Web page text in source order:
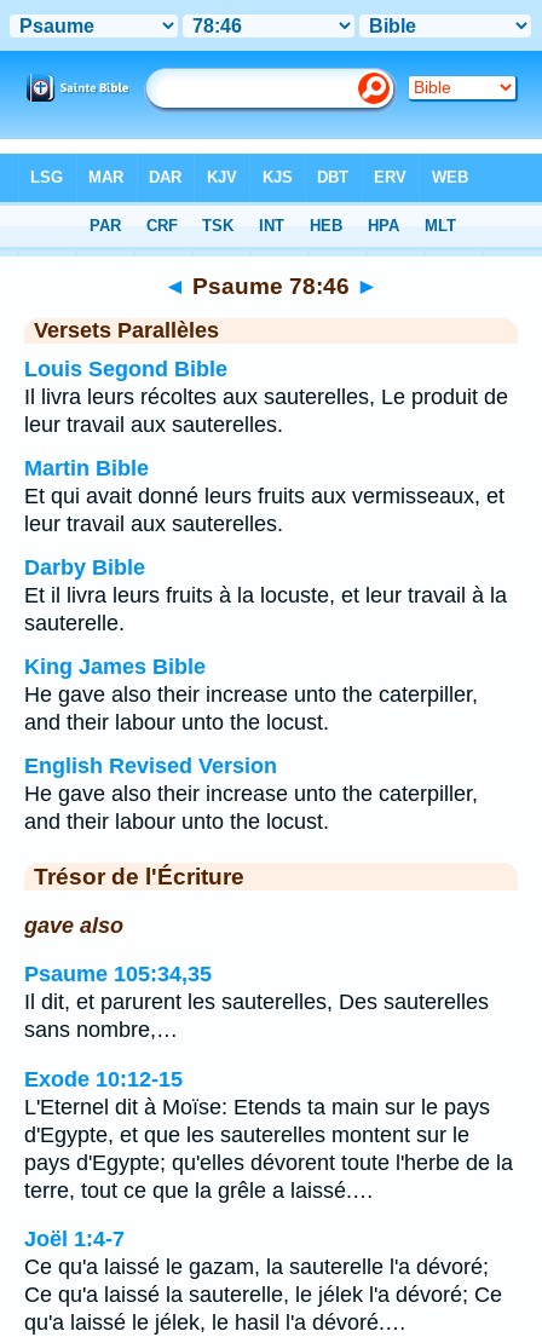
Chapitre 78> Verset 46
◄ Psaume 78:46 ►
Versets Parallèles
Louis Segond Bible
Il livra leurs récoltes aux sauterelles, Le produit de
leur travail aux sauterelles.
Martin Bible
Et qui avait donné leurs fruits aux vermisseaux, et
leur travail aux sauterelles.
Darby Bible
Et il livra leurs fruits à la locuste, et leur travail à la
sauterelle.
King James Bible
He gave also their increase unto the caterpiller,
and their labour unto the locust.
English Revised Version
He gave also their increase unto the caterpiller,
and their labour unto the locust.
Trésor de l'Écriture
gave also
Psaume 105:34,35
Il dit, et parurent les sauterelles, Des sauterelles
sans nombre,…
Exode 10:12-15
L'Eternel dit à Moïse: Etends ta main sur le pays
d'Egypte, et que les sauterelles montent sur le
pays d'Egypte; qu'elles dévorent toute l'herbe de la
terre, tout ce que la grêle a laissé.…
Joël 1:4-7
Ce qu'a laissé le gazam, la sauterelle l'a dévoré;
Ce qu'a laissé la sauterelle, le jélek l'a dévoré; Ce
qu'a laissé le jélek, le hasil l'a dévoré.…